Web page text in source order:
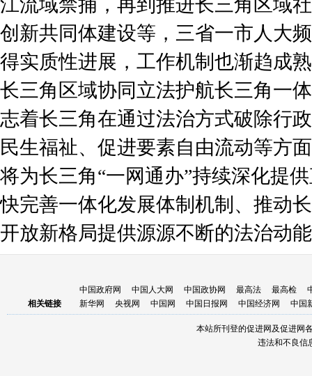
江流域禁捕，再到推进长三角区域
创新共同体建设等，三省一市人大
得实质性进展，工作机制也渐趋成
长三角区域协同立法护航长三角一
志着长三角在通过法治方式破除行
民生福祉、促进要素自由流动等方
将为长三角“一网通办”持续深化提
快完善一体化发展体制机制、推动
开放新格局提供源源不断的法治动
相关链接
中国政府网 中国人大网 中国政协网 最高法 最高检
新华网
央视网 中国网 中国日报网 中国经济网 中国
本站所刊登的促进网及促进网
违法和不良信